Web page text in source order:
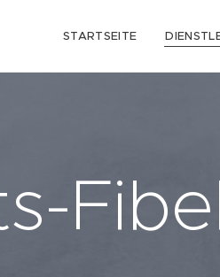
STARTSEITE